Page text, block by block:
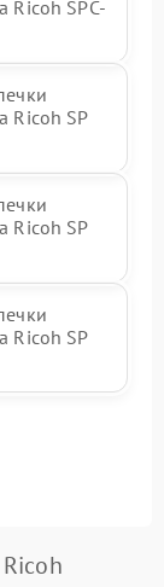
Ricoh SPC-
Ricoh SP
Ricoh SP
Ricoh SP